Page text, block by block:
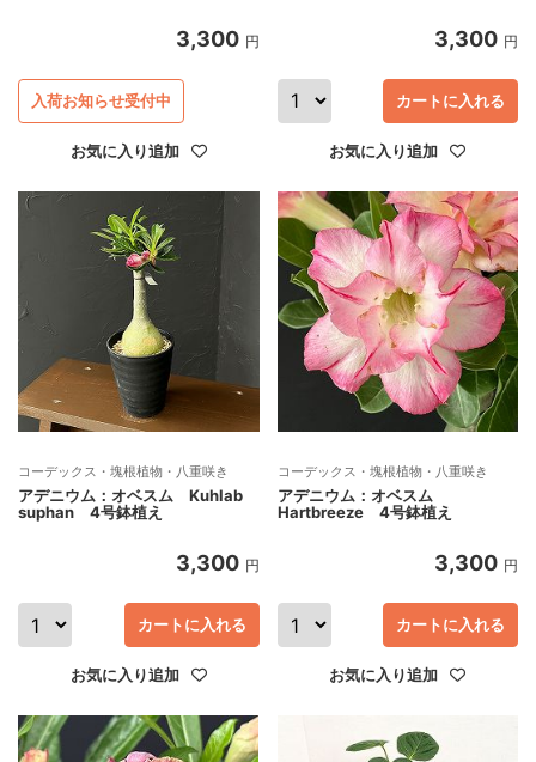
3,300 円
お気に入り追加
入荷お知らせ受付中
3,300 円
カートに入れる
お気に入り追加
コーデックス・塊根植物・八重咲き
アデニウム：オベスム Kuhlab
suphan 4号鉢植え
3,300 円
カートに入れる
お気に入り追加
コーデックス・塊根植物・八重咲き
アデニウム：オベスム
Hartbreeze 4号鉢植え
3,300 円
カートに入れる
お気に入り追加